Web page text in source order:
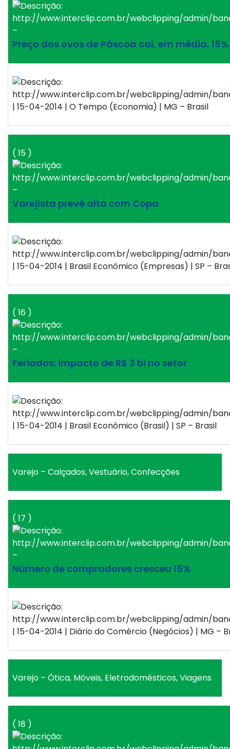
–
Preço dos ovos de Páscoa cai, em média, 15%
| 15-04-2014 | O Tempo (Economia) | MG – Brasil
( 15 )
–
Varejista prevê alta com Copa
| 15-04-2014 | Brasil Econômico (Empresas) | SP –
( 16 )
–
Feriados: impacto de R$ 3 bi no setor
| 15-04-2014 | Brasil Econômico (Brasil) | SP – Brasil
Varejo – Calçados, Vestuário, Confecções
( 17 )
–
Número de compradores cresceu 15%
| 15-04-2014 | Diário do Comércio (Negócios) | MG –
Varejo – Ótica, Móveis, Eletrodomésticos, Viagens
( 18 )